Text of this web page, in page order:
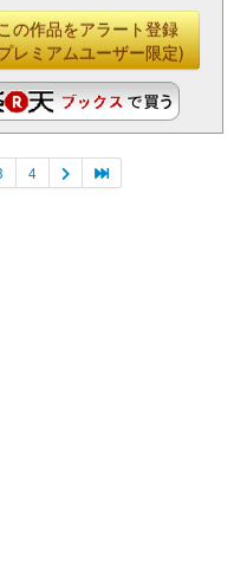
の作品をアラート登録
レミアムユーザー限定)
4